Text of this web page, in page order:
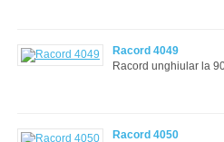
Racord 4049
Racord unghiular la
Racord 4050